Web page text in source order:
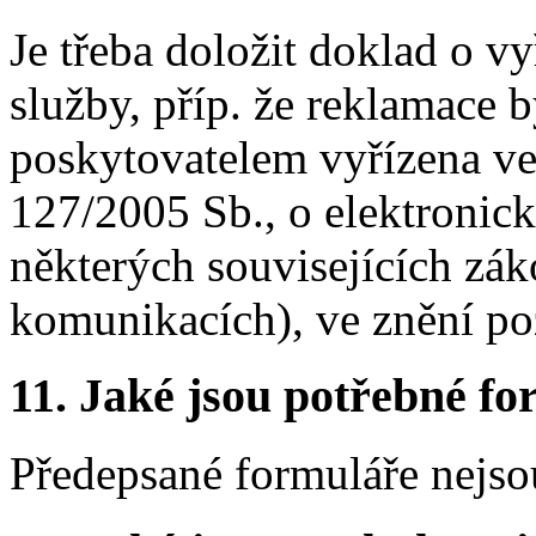
Je třeba doložit doklad o
služby, příp. že reklamace
poskytovatelem vyřízena
127/2005 Sb., o
některých souvisejících
komunikacích), ve znění
11. Jaké jsou potřebné
Předepsané formuláře